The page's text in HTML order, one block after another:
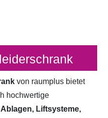
von raumplus bietet
hochwertige
Liftsysteme,